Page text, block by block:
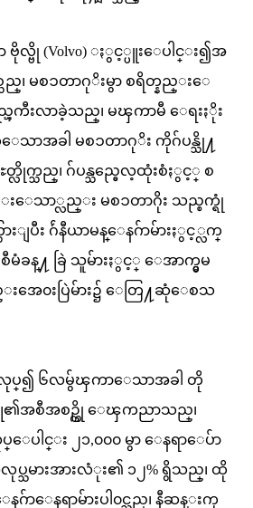
ဗိုလ္ဗို (Volvo) ႏွင့္ပူးေပါင္း၍အ
ည္၊ မစၥတာဂုိးမွာ စရိတ္နည္းေ
ည္ၾကီးလာခဲ့သည္၊ မၾကာမီ ေရးႏိုး
ာအခါ မစၥတာဂုိး ကိုဂ်ပန္သို႔
ႊတ္လိုက္သည္၊ ဂ်ပန္သည္ဓေလ့ထုံးစံႏွင့္ စ
သာ္လည္း မစၥတာဂိုး သည္စက္ရုံ
ားျပီး ဂ်ဴနီယာမန္ေနဂ်ာမ်ားႏွင့္လက္
စီမံခန္႔ ခြဲ သူမ်ားႏွင့္ ေအာက္မွမ
အေ၀းပြဲမ်ား၌ ေတြ႔ဆုံေစသ
လုပ္၍ ၆လမွ်ၾကာေသာအခါ တို
သူ၏အစီအစဥ္ကို ေၾကညာသည္၊
ပါင္း ၂၁,၀၀၀ မွာ ေနရာေပ်ာ
အလုပ္သမားအားလံုး၏ ၁၂% ရွိသည္၊ ထို
ာေနရာမ်ားပါ၀င္သည္၊ နီဆန္းကု